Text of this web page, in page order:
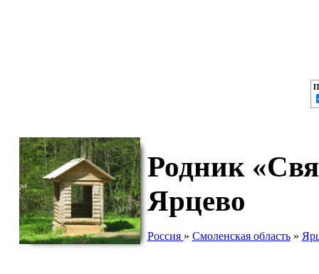
Родник
Ярцево
Россия » Смоленская область»